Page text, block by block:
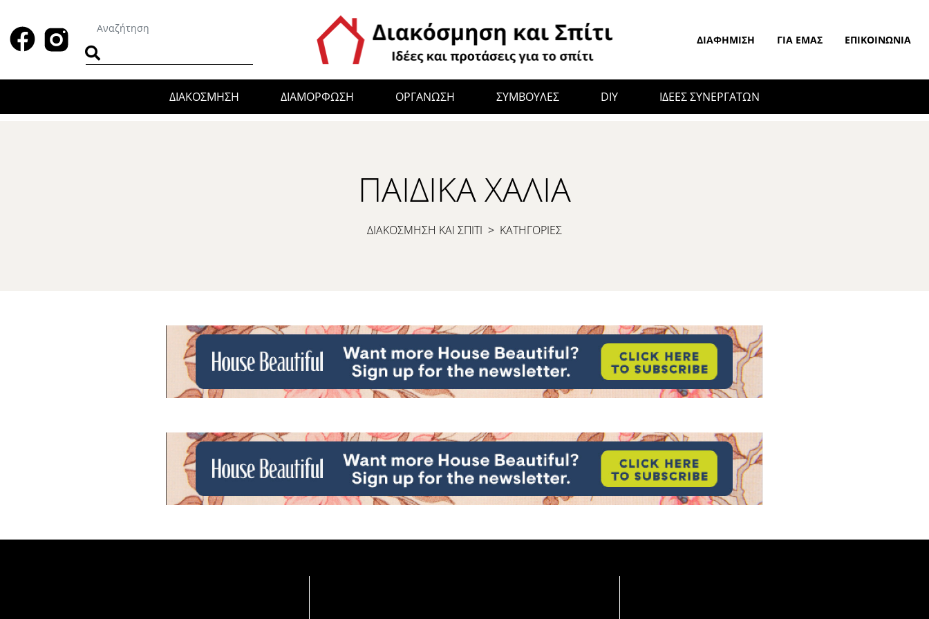
ΔΙΑΦΉΜΙΣΗ ΓΙΑ ΕΜΆΣ ΕΠΙΚΟΙΝΩΝΊΑ
ΔΙΑΚΟΣΜΗΣΗ ΔΙΑΜΟΡΦΩΣΗ ΟΡΓΑΝΩΣΗ ΣΥΜΒΟΥΛΕΣ DIY ΙΔΕΕΣ ΣΥΝΕΡΓΑΤΩΝ
ΠΑΙΔΙΚΆ ΧΑΛΙΆ
ΔΙΑΚΟΣΜΗΣΗ ΚΑΙ ΣΠΙΤΙ > ΚΑΤΗΓΟΡΙΕΣ